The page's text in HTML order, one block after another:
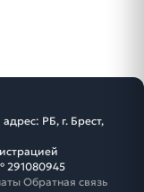
РБ, г. Брест,
291080945
Обратная связь